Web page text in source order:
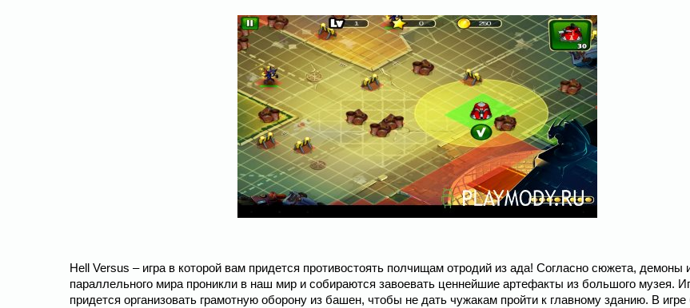
Hell Versus – игра в которой вам придется противостоять полчищам отродий из ада! Согласно сюжета, демоны
параллельного мира проникли в наш мир и собираются завоевать ценнейшие артефакты из большого музея.
придется организовать грамотную оборону из башен, чтобы не дать чужакам пройти к главному зданию. В